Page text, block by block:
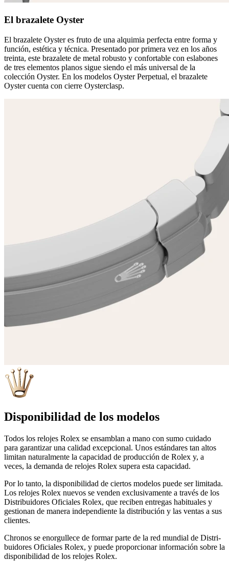
El brazalete Oyster
El brazalete Oyster es fruto de una alquimia perfecta entre forma y
función, estética y técnica. Presentado por primera vez en los años
treinta, este brazalete de metal robusto y confortable con eslabones
de tres elementos planos sigue siendo el más universal de la
colección Oyster. En los modelos Oyster Perpetual, el brazalete
Oyster cuenta con cierre Oysterclasp.
Disponibilidad de los modelos
Todos los relojes Rolex se ensamblan a mano con sumo cuidado
para garantizar una calidad excepcional. Unos estándares tan altos
limitan naturalmente la capacidad de producción de Rolex y, a
veces, la demanda de relojes Rolex supera esta capacidad.
Por lo tanto, la disponibilidad de ciertos modelos puede ser limitada.
Los relojes Rolex nuevos se venden exclusivamente a través de los
Distribuidores Oficiales Rolex, que reciben entregas habituales y
gestionan de manera independiente la distribución y las ventas a sus
clientes.
Chronos se enorgullece de formar parte de la red mundial de Distri-
buidores Oficiales Rolex, y puede proporcionar información sobre la
disponibilidad de los relojes Rolex.